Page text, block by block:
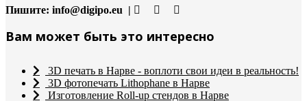
Пишите: info@digipo.eu |
Вам может быть это интересно
3D печать в Нарве - воплоти свои идеи в реальность!
3D фотопечать Lithophane в Нарве
Изготовление Roll-up стендов в Нарве